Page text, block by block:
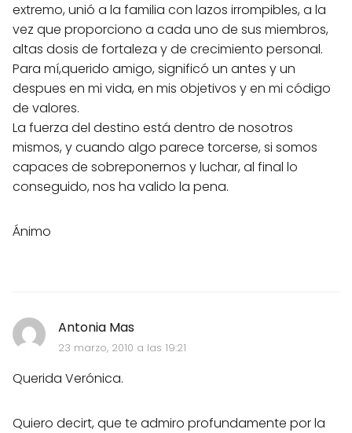
extremo, unió a la familia con lazos irrompibles, a la
vez que proporciono a cada uno de sus miembros,
altas dosis de fortaleza y de crecimiento personal.
Para mí,querido amigo, significó un antes y un
despues en mi vida, en mis objetivos y en mi código
de valores.
La fuerza del destino está dentro de nosotros
mismos, y cuando algo parece torcerse, si somos
capaces de sobreponernos y luchar, al final lo
conseguido, nos ha valido la pena.
Ánimo
Antonia Mas
23 marzo, 2010 a las 19:21
Querida Verónica.
Quiero decirt, que te admiro profundamente por la